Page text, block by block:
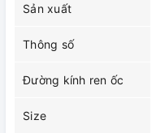
Sản xuất
Thông số
Đường kính ren ốc
Size